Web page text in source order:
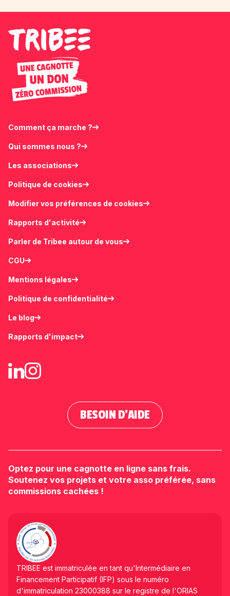
Comment ça marche ?
Qui sommes nous ?
Les associations
Politique de cookies
Modifier vos préférences de cookies
Rapports d'activité
Parler de Tribee autour de vous
CGU
Mentions légales
Politique de confidentialité
Le blog
Rapports d'impact
BESOIN D'AIDE
Optez pour une cagnotte en ligne sans frais.
Soutenez vos projets et votre asso préférée, sans
commissions cachées !
TRIBEE est immatriculée en tant qu'Intermédiaire en
Financement Participatif (IFP) sous le numéro
d'immatriculation 23000388 sur le registre de l'ORIAS